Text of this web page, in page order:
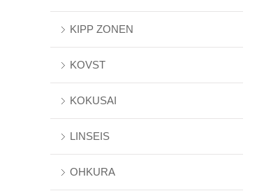
KIPP ZONEN
KOVST
KOKUSAI
LINSEIS
OHKURA